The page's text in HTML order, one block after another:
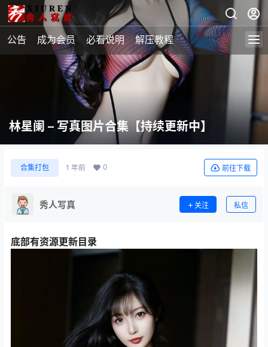
公告 成为会员 必看说明 解压教程
林星阑 – 写真图片合集【持续更新中】
合集打包 1 年前 0 前往下载
秀人写真 关注 私信
底部有资源更新目录